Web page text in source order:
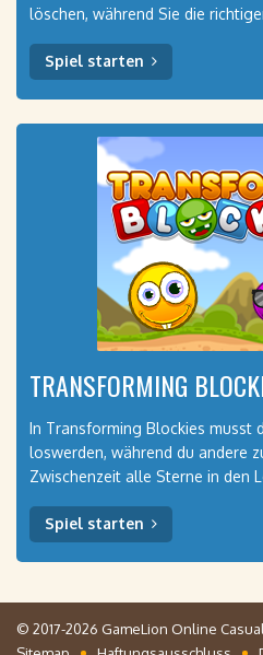
löschen, während Sie die
Spiel starten
TRANSFORMING
In Transforming Blockies musst
loswerden, während du andere
Zwischenzeit alle Sterne in den
Spiel starten
© 2017-2026 GameLion Online